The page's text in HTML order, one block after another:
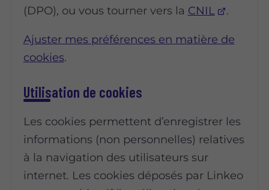
(DPO), ou vous tourner vers la CNIL .
Ajuster mes préférences en matière de
cookies.
Utilisation de cookies
Les cookies permettent d’enregistrer les
informations (non personnelles) relatives
à la navigation des utilisateurs sur
internet. Les cookies déposés par Linkeo